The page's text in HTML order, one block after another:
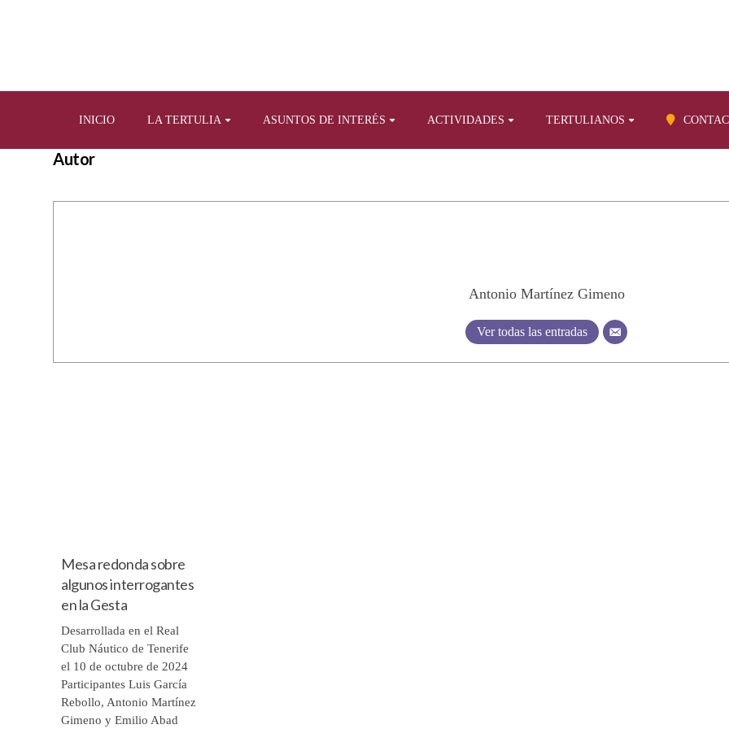
INICIO LA TERTULIA ASUNTOS DE INTERÉS ACTIVIDADES TERTULIANOS
Autor
Antonio Martínez Gimeno
Ver todas las entradas
Mesa redonda sobre
algunos interrogantes
en la Gesta
Desarrollada en el Real
Club Náutico de Tenerife
el 10 de octubre de 2024
Participantes Luis García
Rebollo, Antonio Martínez
Gimeno y Emilio Abad